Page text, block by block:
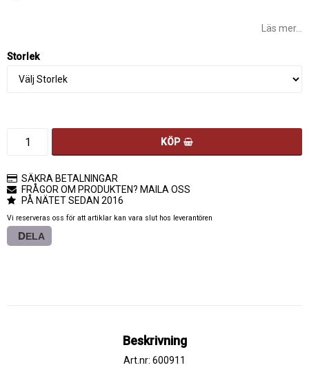
Läs mer...
Storlek
KÖP
SÄKRA BETALNINGAR
FRÅGOR OM PRODUKTEN? MAILA OSS
PÅ NÄTET SEDAN 2016
Vi reserveras oss för att artiklar kan vara slut hos leverantören
DELA
Beskrivning
Art.nr: 600911